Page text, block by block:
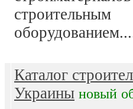
строительным
Каталог
Украины новый